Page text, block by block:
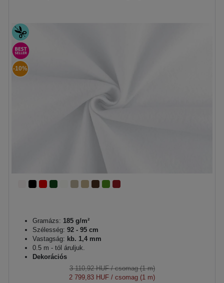
-10%
Gramázs: 185 g/m²
Szélesség: 92 - 95 cm
Vastagság: kb. 1,4 mm
0.5 m - tól áruljuk.
Dekorációs
3 110,92 HUF/ csomag (1 m)
2 799,83 HUF / csomag (1 m)